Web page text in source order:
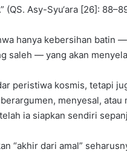
(QS. Asy-Syu‘ara [26]:
hanya kebersihan batin
saleh — yang akan
peristiwa kosmis, tetapi
menyesal,
ia siapkan sendiri
“akhir dari amal”